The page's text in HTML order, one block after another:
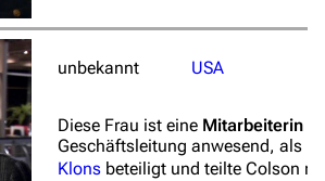
unbekannt USA
Diese Frau ist eine Mitarbeiterin
Geschäftsleitung anwesend, als
Klons beteiligt und teilte Colson